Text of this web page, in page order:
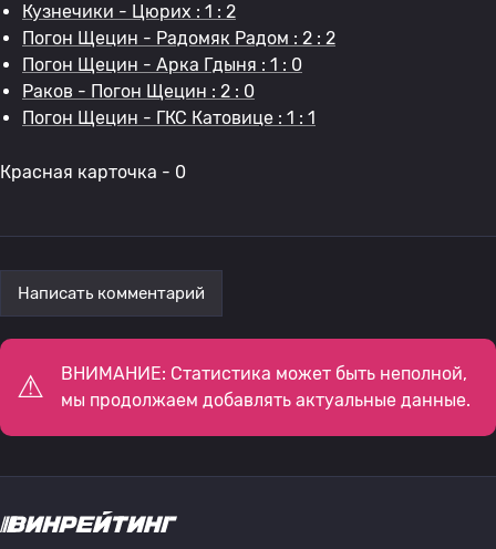
Кузнечики - Цюрих : 1 : 2
Погон Щецин - Радомяк Радом : 2 : 2
Погон Щецин - Арка Гдыня : 1 : 0
Раков - Погон Щецин : 2 : 0
Погон Щецин - ГКС Катовице : 1 : 1
Красная карточка - 0
Написать комментарий
ВНИМАНИЕ: Статистика может быть неполной,
мы продолжаем добавлять актуальные данные.